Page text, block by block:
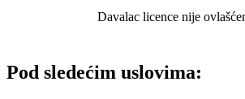
Davalac licence nije
Pod sledećim uslovima: